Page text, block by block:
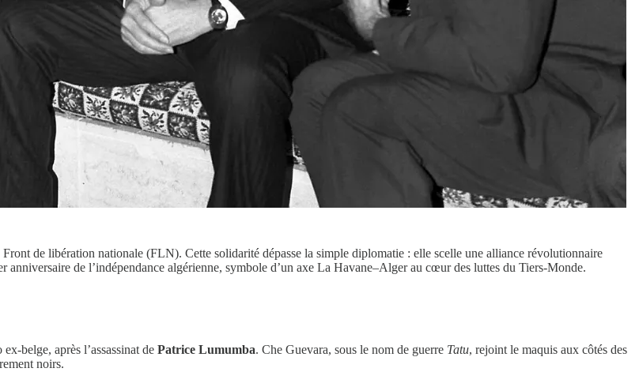
Front de libération nationale (FLN). Cette solidarité dépasse la simple diplomatie : elle scelle une alliance révolutionnaire
anniversaire de l’indépendance algérienne, symbole d’un axe La Havane–Alger au cœur des luttes du Tiers-Monde.
belge, après l’assassinat de Patrice Lumumba. Che Guevara, sous le nom de guerre Tatu, rejoint le maquis aux côtés des
noirs.